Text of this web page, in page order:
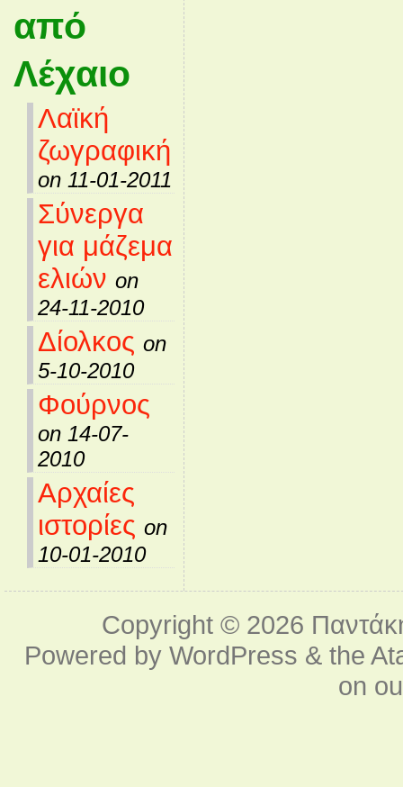
από
Λέχαιο
Λαϊκή
ζωγραφική
on 11-01-2011
Σύνεργα
για μάζεμα
ελιών on
24-11-2010
Δίολκος on
5-10-2010
Φούρνος
on 14-07-
2010
Αρχαίες
ιστορίες on
10-01-2010
Copyright © 2026
Powered byWordPress & the
on